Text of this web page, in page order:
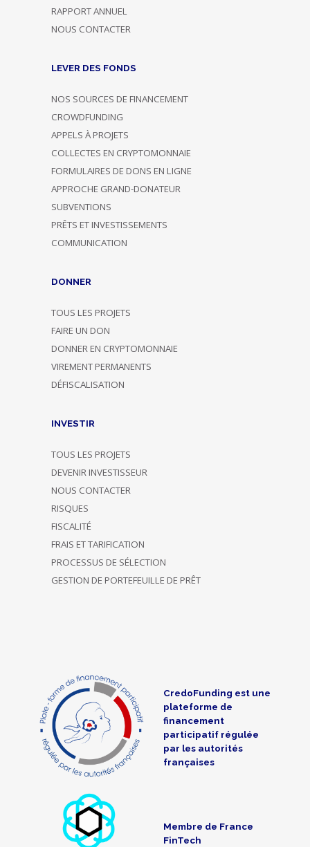
RAPPORT ANNUEL
NOUS CONTACTER
LEVER DES FONDS
NOS SOURCES DE FINANCEMENT
CROWDFUNDING
APPELS À PROJETS
COLLECTES EN CRYPTOMONNAIE
FORMULAIRES DE DONS EN LIGNE
APPROCHE GRAND-DONATEUR
SUBVENTIONS
PRÊTS ET INVESTISSEMENTS
COMMUNICATION
DONNER
TOUS LES PROJETS
FAIRE UN DON
DONNER EN CRYPTOMONNAIE
VIREMENT PERMANENTS
DÉFISCALISATION
INVESTIR
TOUS LES PROJETS
DEVENIR INVESTISSEUR
NOUS CONTACTER
RISQUES
FISCALITÉ
FRAIS ET TARIFICATION
PROCESSUS DE SÉLECTION
GESTION DE PORTEFEUILLE DE PRÊT
CredoFunding est une
plateforme de
financement
participatif régulée
par les autorités
françaises
Membre de France
FinTech